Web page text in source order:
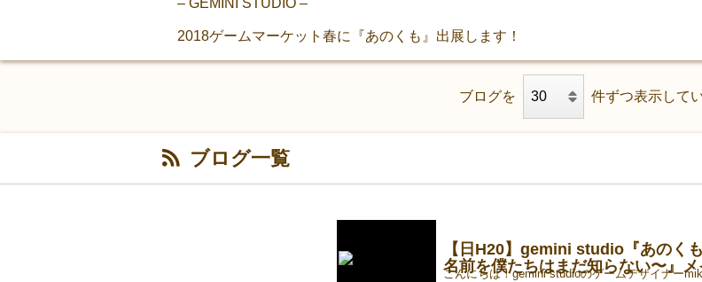
– GEMINI STUDIO –
2018ゲームマーケット春に『あのくも』出展します！
ブログを 件ずつ表示して
ブログ一覧
【日H20】gemini studio『あのく
名前を僕たちはまだ知らない〜』